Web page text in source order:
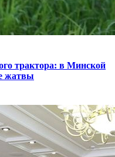
трактора: в Минской
жатвы